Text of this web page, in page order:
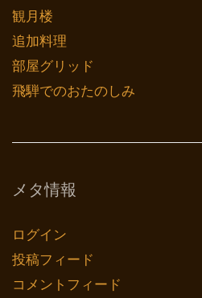
観月楼
追加料理
部屋グリッド
飛騨でのおたのしみ
メタ情報
ログイン
投稿フィード
コメントフィード